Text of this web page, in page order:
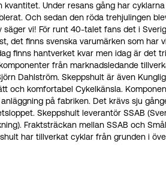
Under resans gång har
Och sedan den röda trehjulingen
vi! För runt 40-talet fans det i
det finns svenska varumärken som har
finns hantverket kvar men idag är det
från marknadsledande
Dahlström. Skeppshult är även
och komfortabel Cykelkänsla.
på fabriken. Det krävs sju
Skeppshult leverantör SSAB
Fraktsträckan mellan SSAB och
har tillverkat cyklar från grunden i